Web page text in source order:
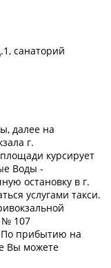
санаторий
далее на
г.
курсирует
Воды -
остановку в г.
услугами такси.
№ 107
прибытию на
Вы можете